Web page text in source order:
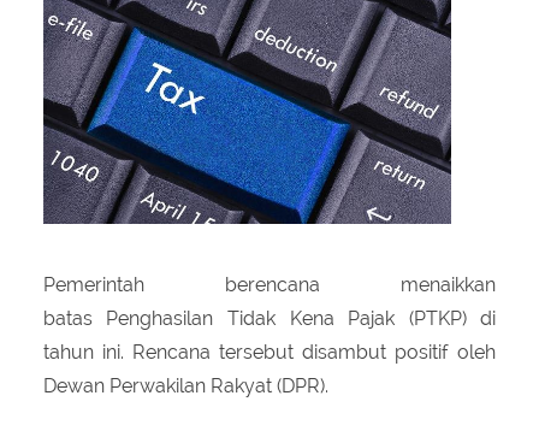
Peraturan Pengampunan Pajak
Infografis Pengampunan Pajak
About Us
Q & A Pajak
Kontak Kami
Sitemap
Pemerintah berencana menaikkan
batas Penghasilan Tidak Kena Pajak (PTKP) di
tahun ini. Rencana tersebut disambut positif oleh
Dewan Perwakilan Rakyat (DPR).